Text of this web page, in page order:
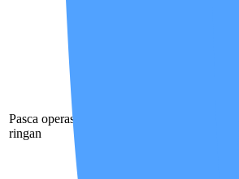
Pasca operasi
ringan